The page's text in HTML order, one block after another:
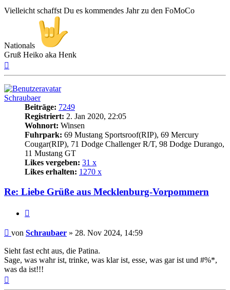
Vielleicht schaffst Du es kommendes Jahr zu den FoMoCo
Nationals
Gruß Heiko aka Henk
Schraubaer
Beiträge: 7249
Registriert: 2. Jan 2020, 22:05
Wohnort: Winsen
Fuhrpark: 69 Mustang Sportsroof(RIP), 69 Mercury
Cougar(RIP), 71 Dodge Challenger R/T, 98 Dodge Durango,
11 Mustang GT
Likes vergeben: 31 x
Likes erhalten: 1270 x
Re: Liebe Grüße aus Mecklenburg-Vorpommern
Beitrag
von Schraubaer » 28. Nov 2024, 14:59
Sieht fast echt aus, die Patina.
Sage, was wahr ist, trinke, was klar ist, esse, was gar ist und #%*,
was da ist!!!